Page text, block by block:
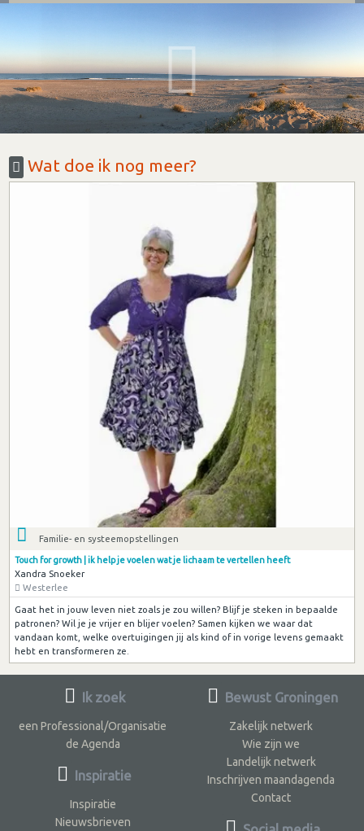
Wat doe ik nog meer?
Familie- en systeemopstellingen
Touch for growth | ik help je voelen wat je lichaam te vertellen heeft
Xandra Snoeker
Westerlee
Gaat het in jouw leven niet zoals je zou willen? Blijf je steken in bepaalde
patronen? Wil je je vrijer en blijer voelen? Samen kijken we waar dat
vandaan komt, welke overtuigingen jij als kind of in vorige levens gemaakt
hebt en transformeren ze.
Ik zoek
een Professional/Organisatie
de Agenda
Inspiratie
Inspiratie
Nieuwsbrieven
Bewust Groningen
Zakelijk netwerk
Wie zijn we
Landelijk netwerk
Inschrijven maandagenda
Contact